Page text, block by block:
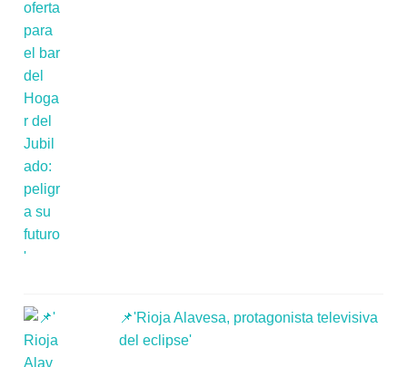
📌'Rioja Alavesa, protagonista televisiva
del eclipse'